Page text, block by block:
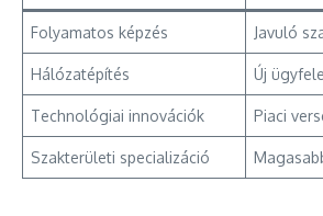
Folyamatos képzés Javuló
Hálózatépítés Új
Technológiai innovációk Piaci
Szakterületi specializáció